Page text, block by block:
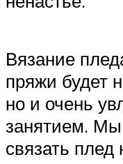
Вязание
пряжи будет
но и очень
занятием.
связать плед